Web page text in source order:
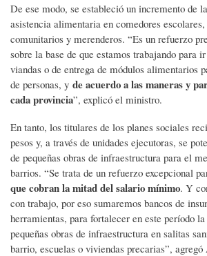
De ese modo, se estableció un incremento de
asistencia alimentaria en comedores
comunitarios y merenderos. “Es un refuerzo
sobre la base de que estamos trabajando para
viandas o de entrega de módulos alimentarios
de personas, y de acuerdo a las maneras y
cada provincia”, explicó el ministro.
En tanto, los titulares de los planes sociales
pesos y, a través de unidades ejecutoras, se
de pequeñas obras de infraestructura para el
barrios. “Se trata de un refuerzo excepcional
que cobran la mitad del salario mínimo. Y
con trabajo, por eso sumaremos bancos de
herramientas, para fortalecer en este período
pequeñas obras de infraestructura en salitas
barrio, escuelas o viviendas precarias”, agregó